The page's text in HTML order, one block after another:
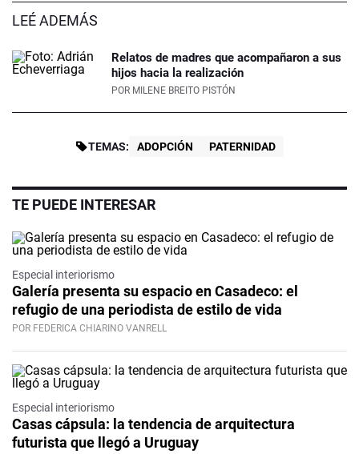
LEÉ ADEMÁS
Relatos de madres que acompañaron a sus
hijos hacia la realización
POR MILENE BREITO PISTÓN
TEMAS: ADOPCIÓN PATERNIDAD
TE PUEDE INTERESAR
Especial interiorismo
Galería presenta su espacio en Casadeco: el
refugio de una periodista de estilo de vida
POR FEDERICA CHIARINO VANRELL
Especial interiorismo
Casas cápsula: la tendencia de arquitectura
futurista que llegó a Uruguay